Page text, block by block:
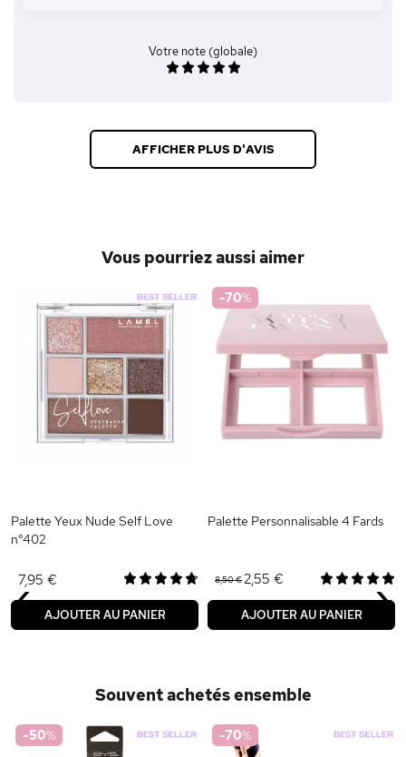
Votre note (globale)
AFFICHER PLUS D'AVIS
Vous pourriez aussi aimer
Palette Yeux Nude Self Love
n°402
7,95 €
AJOUTER AU PANIER
-70%
Palette Personnalisable 4 Fards
8,50 €2,55 €
AJOUTER AU PANIER
‹ ›
Souvent achetés ensemble
-50% -70%